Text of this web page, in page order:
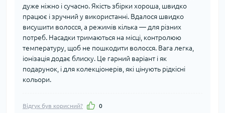
дуже ніжно і сучасно. Якість збірки хороша, швидко
працює і зручний у використанні. Вдалося швидко
висушити волосся, а режимів кілька — для різних
потреб. Насадки тримаються на місці, контролюю
температуру, щоб не пошкодити волосся. Вага легка,
іонізація додає блиску. Це гарний варіант і як
подарунок, і для колекціонерів, які цінують рідкісні
кольори.
Відгук був корисний? 0